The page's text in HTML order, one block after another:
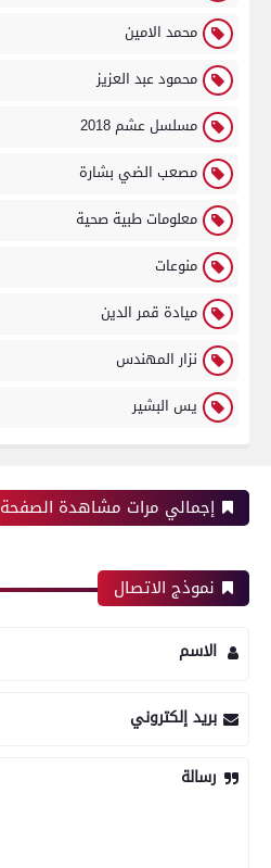
محمد الامين
محمود عبد العزيز
مسلسل عشم 2018
مصعب الضي بشارة
معلومات طبية صحية
منوعات
ميادة قمر الدين
نزار المهندس
يس البشير
إجمالي مرات مشاهدة الصفحة
نموذج الاتصال
الاسم
بريد إلكتروني
رسالة